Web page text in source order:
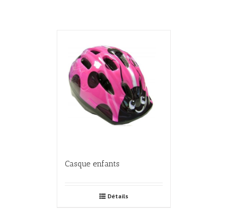
Casque enfants
Détails